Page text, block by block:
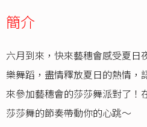
簡介
六月到來，快來藝穗會感受夏日
樂舞蹈，盡情釋放夏日的熱情，
來參加藝穗會的莎莎舞派對了！
莎莎舞的節奏帶動你的心跳～